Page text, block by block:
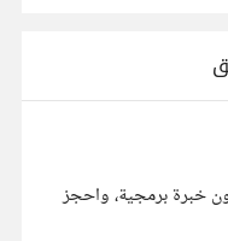
خبرة برمجية، واحجز